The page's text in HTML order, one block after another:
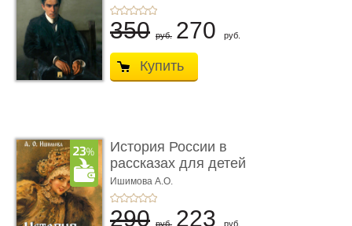
350 руб. 270 руб.
Купить
История России в
рассказах для детей
Ишимова А.О.
290 руб. 223 руб.